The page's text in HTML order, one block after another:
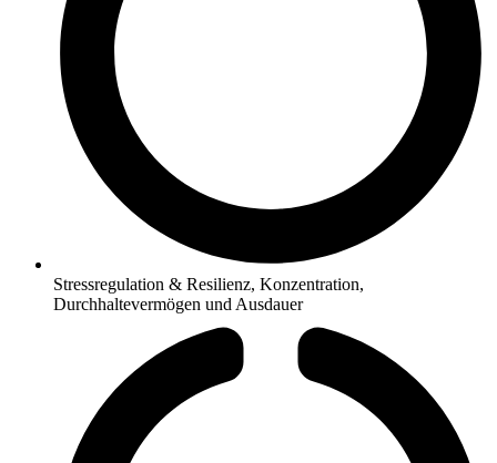
Stressregulation & Resilienz, Konzentration,
Durchhaltevermögen und Ausdauer